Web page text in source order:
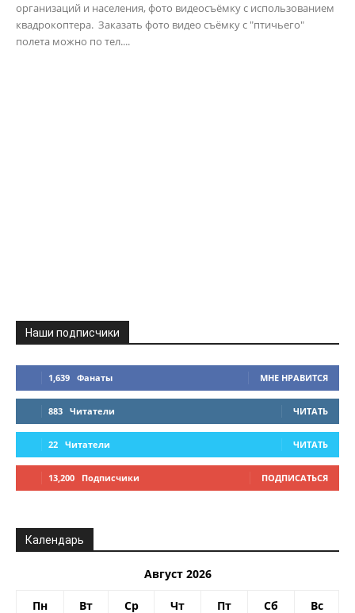
организаций и населения, фото видеосъёмку с использованием
квадрокоптера. Заказать фото видео съёмку с "птичьего"
полета можно по тел....
Наши подписчики
1,639 Фанаты МНЕ НРАВИТСЯ
883 Читатели ЧИТАТЬ
22 Читатели ЧИТАТЬ
13,200 Подписчики ПОДПИСАТЬСЯ
Календарь
Август 2026
Пн Вт Ср Чт Пт Сб Вс